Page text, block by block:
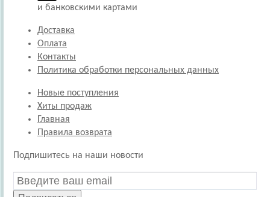
и банковскими картами
Доставка
Оплата
Контакты
Политика обработки персональных данных
Новые поступления
Хиты продаж
Главная
Правила возврата
Подпишитесь на наши новости